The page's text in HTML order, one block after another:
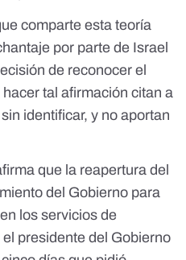
comparte esta teoría
por parte de Israel
de reconocer el
tal afirmación citan a
identificar, y no aportan
que la reapertura del
del Gobierno para
los servicios de
presidente del Gobierno